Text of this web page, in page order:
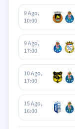
9 Ago,
10:00
9 Ago,
17:00
10 Ago,
17:00
15 Ago,
16:00